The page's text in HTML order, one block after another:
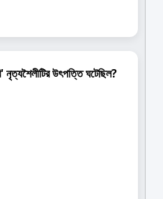
নৃত্যশৈলীটির উৎপত্তি ঘটেছিল?